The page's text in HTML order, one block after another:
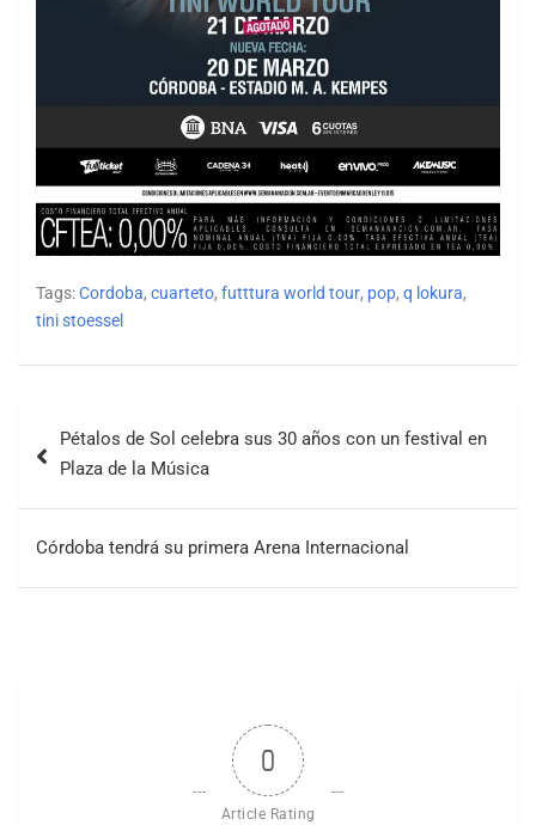
Tags:Cordoba, cuarteto, futttura world tour, pop, q lokura,
tini stoessel
Pétalos de Sol celebra sus 30 años con un festival en
Plaza de la Música
Córdoba tendrá su primera Arena Internacional
0
Article Rating